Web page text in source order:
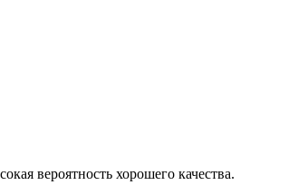
вероятность хорошего качества.